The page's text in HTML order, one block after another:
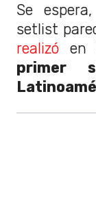
Se
setlist
realizó en
primer